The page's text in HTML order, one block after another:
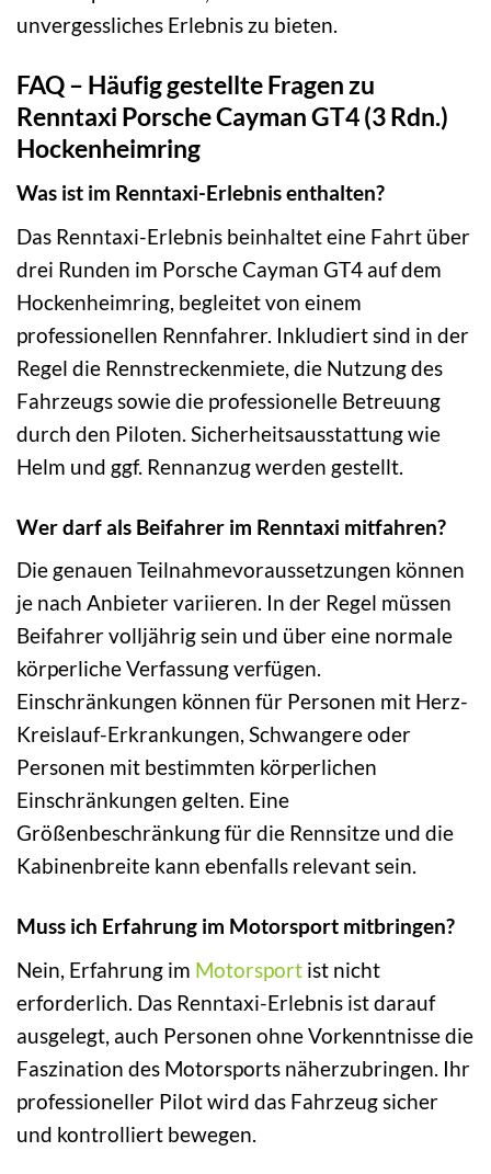
unvergessliches Erlebnis zu bieten.
FAQ – Häufig gestellte Fragen zu
Renntaxi Porsche Cayman GT4 (3 Rdn.)
Hockenheimring
Was ist im Renntaxi-Erlebnis enthalten?
Das Renntaxi-Erlebnis beinhaltet eine Fahrt über
drei Runden im Porsche Cayman GT4 auf dem
Hockenheimring, begleitet von einem
professionellen Rennfahrer. Inkludiert sind in der
Regel die Rennstreckenmiete, die Nutzung des
Fahrzeugs sowie die professionelle Betreuung
durch den Piloten. Sicherheitsausstattung wie
Helm und ggf. Rennanzug werden gestellt.
Wer darf als Beifahrer im Renntaxi mitfahren?
Die genauen Teilnahmevoraussetzungen können
je nach Anbieter variieren. In der Regel müssen
Beifahrer volljährig sein und über eine normale
körperliche Verfassung verfügen.
Einschränkungen können für Personen mit Herz-
Kreislauf-Erkrankungen, Schwangere oder
Personen mit bestimmten körperlichen
Einschränkungen gelten. Eine
Größenbeschränkung für die Rennsitze und die
Kabinenbreite kann ebenfalls relevant sein.
Muss ich Erfahrung im Motorsport mitbringen?
Nein, Erfahrung im Motorsport ist nicht
erforderlich. Das Renntaxi-Erlebnis ist darauf
ausgelegt, auch Personen ohne Vorkenntnisse die
Faszination des Motorsports näherzubringen. Ihr
professioneller Pilot wird das Fahrzeug sicher
und kontrolliert bewegen.